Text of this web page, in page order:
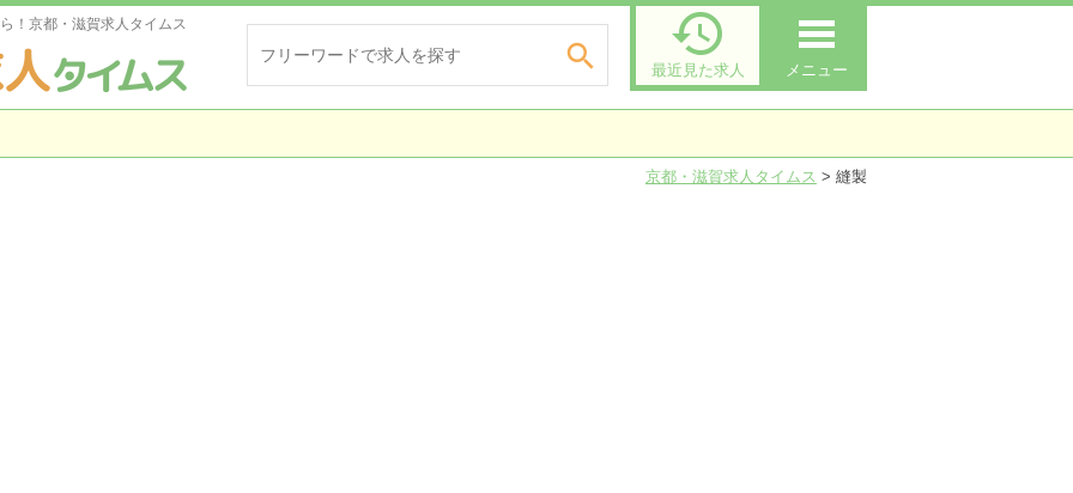
！京都・滋賀求人タイムス
 
最近見た求人 メニュー
京都・滋賀求人タイムス > 縫製